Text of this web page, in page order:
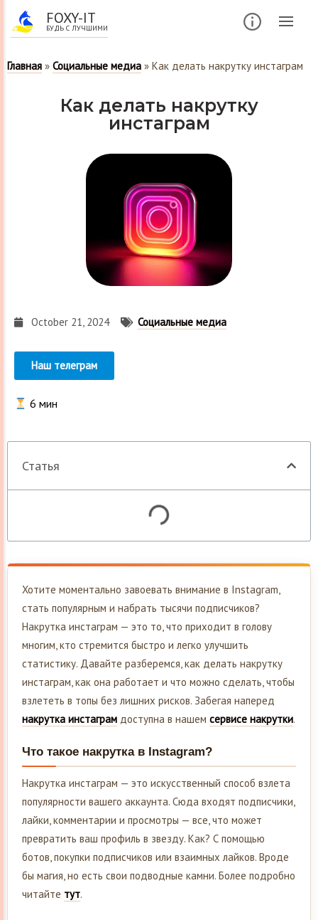
FOXY-IT
БУДЬ С ЛУЧШИМИ
Главная » Социальные медиа » Как делать накрутку инстаграм
Как делать накрутку
инстаграм
October 21, 2024 Социальные медиа
Наш телеграм
6 мин
Статья
Хотите моментально завоевать внимание в Instagram,
стать популярным и набрать тысячи подписчиков?
Накрутка инстаграм — это то, что приходит в голову
многим, кто стремится быстро и легко улучшить
статистику. Давайте разберемся, как делать накрутку
инстаграм, как она работает и что можно сделать, чтобы
взлететь в топы без лишних рисков. Забегая наперед
накрутка инстаграм доступна в нашем сервисе накрутки.
Что такое накрутка в Instagram?
Накрутка инстаграм — это искусственный способ взлета
популярности вашего аккаунта. Сюда входят подписчики,
лайки, комментарии и просмотры — все, что может
превратить ваш профиль в звезду. Как? С помощью
ботов, покупки подписчиков или взаимных лайков. Вроде
бы магия, но есть свои подводные камни. Более подробно
читайте тут.